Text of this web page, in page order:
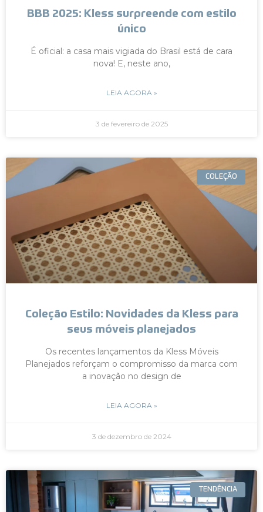
BBB 2025: Kless surpreende com estilo
único
É oficial: a casa mais vigiada do Brasil está de cara
nova! E, neste ano,
LEIA AGORA »
3 de fevereiro de 2025
COLEÇÃO
Coleção Estilo: Novidades da Kless para
seus móveis planejados
Os recentes lançamentos da Kless Móveis
Planejados reforçam o compromisso da marca com
a inovação no design de
LEIA AGORA »
3 de dezembro de 2024
TENDÊNCIA